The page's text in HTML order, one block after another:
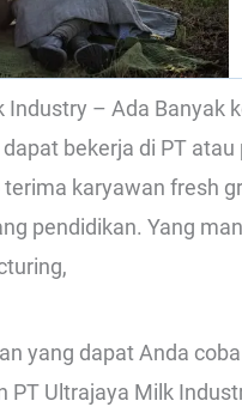
Industry – Ada Banyak
bekerja di PT
terima karyawan fresh
pendidikan. Yang
yang dapat Anda
PT Ultrajaya Milk